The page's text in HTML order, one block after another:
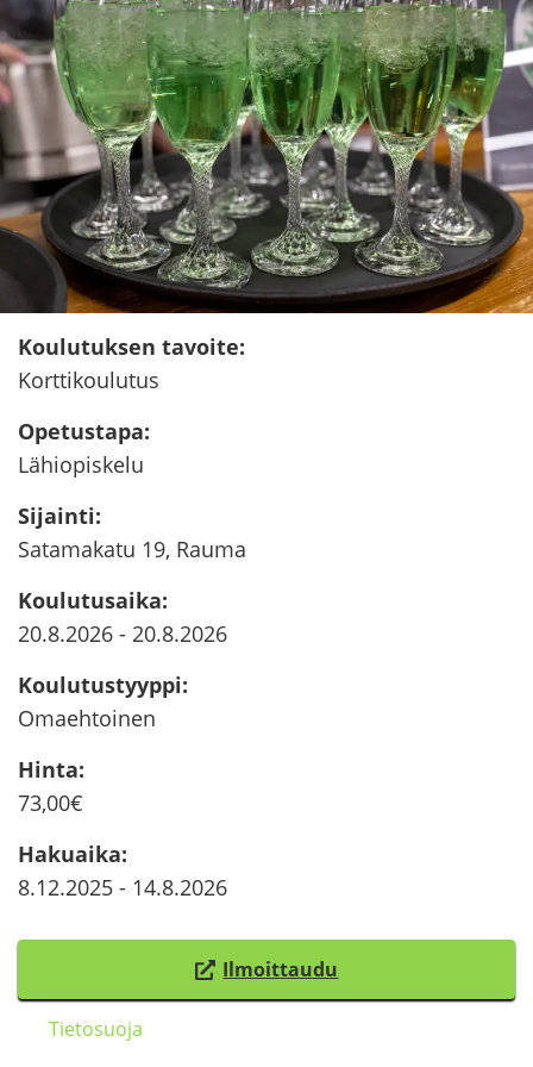
Kou­lu­tuk­sen ta­voi­te:
Kort­ti­kou­lu­tus
Ope­tus­ta­pa:
Lä­hio­pis­ke­lu
Si­jain­ti:
Sa­ta­ma­ka­tu 19, Rauma
Kou­lu­tusai­ka:
20.8.2026- 20.8.2026
Kou­lu­tus­tyyp­pi:
Omaeh­toi­nen
Hinta:
73,00€
Ha­kuai­ka:
8.12.2025- 14.8.2026
Il­moit­tau­du
(
Tie­to­suo­ja